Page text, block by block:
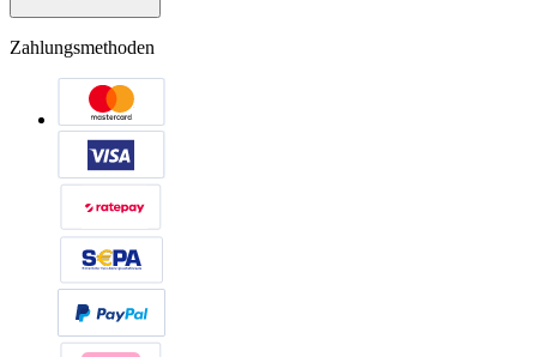
Zahlungsmethoden